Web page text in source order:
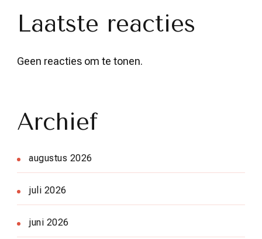
Laatste reacties
Geen reacties om te tonen.
Archief
augustus 2026
juli 2026
juni 2026